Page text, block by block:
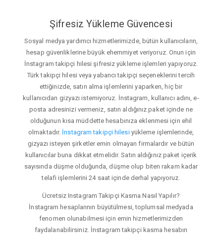
Şifresiz Yükleme Güvencesi
Sosyal medya yardımcı hizmetlerimizde, bütün kullanıcıların,
hesap güvenliklerine büyük ehemmiyet veriyoruz. Onun için
İnstagram takipçi hilesi şifresiz yükleme işlemleri yapıyoruz.
Türk takipçi hilesi veya yabancı takipçi seçeneklerini tercih
ettiğinizde, satın alma işlemlerini yaparken, hiç bir
kullanıcıdan gizyazı istemiyoruz. İnstagram, kullanıcı adını, e-
posta adresinizi vermeniz, satın aldığınız paket içinde ne
olduğunun kısa müddette hesabınıza eklenmesi için ehil
olmaktadır. İnstagram takipçi hilesiyükleme işlemlerinde,
gizyazı isteyen şirketler emin olmayan firmalardır ve bütün
kullanıcılar buna dikkat etmelidir. Satın aldığınız paket içerik
sayısında düşme olduğunda, düşme olup biten rakam kadar
telafi işlemlerini 24 saat içinde derhal yapıyoruz.
Ücretsiz Instagram Takipçi Kasma Nasıl Yapılır?
İnstagram hesaplarının büyütülmesi, toplumsal medyada
fenomen olunabilmesi için emin hizmetlerimizden
faydalanabilirsiniz. İnstagram takipçi kasma hesabın